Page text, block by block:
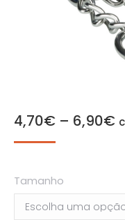
4,70€ – 6,90€
Tamanho